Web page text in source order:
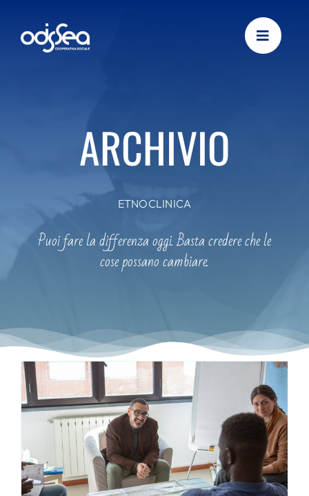
content
ARCHIVIO
ETNOCLINICA
Puoi fare la differenza oggi. Basta credere che le
cose possano cambiare.
Mediazione Etnoclinica